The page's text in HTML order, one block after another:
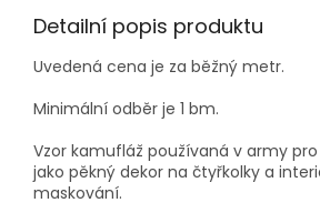
Detailní popis produktu
Uvedená cena je za běžný metr.
Minimální odběr je 1 bm.
Vzor kamufláž používaná v army
jako pěkný dekor na čtyřkolky a
maskování.